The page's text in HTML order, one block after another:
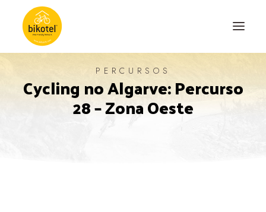
SOBRE NÓS
PERCURSOS
Cycling no Algarve: Percurso
28 – Zona Oeste